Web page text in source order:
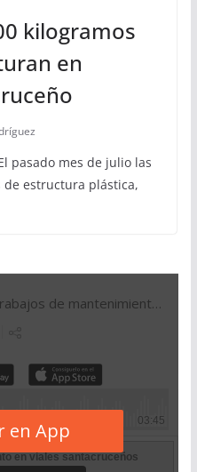
kilogramos
en
pasado mes de julio las
estructura plástica,